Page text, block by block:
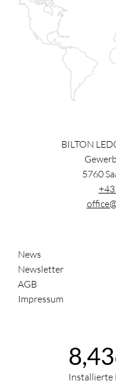
BILTON
5760
News
Newsletter
AGB
Impressum
Installierte